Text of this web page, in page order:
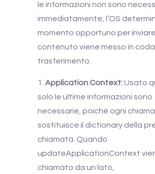
le informazioni non sono
immediatamente, l’OS
momento opportuno per inviare
contenuto viene messo in coda
trasferimento.
Application Context:Usato
solo le ultime informazioni sono
necessarie, poiché ogni
sostituisce il dictionary della
chiamata. Quando
updateApplicationContext
chiamato da un lato,